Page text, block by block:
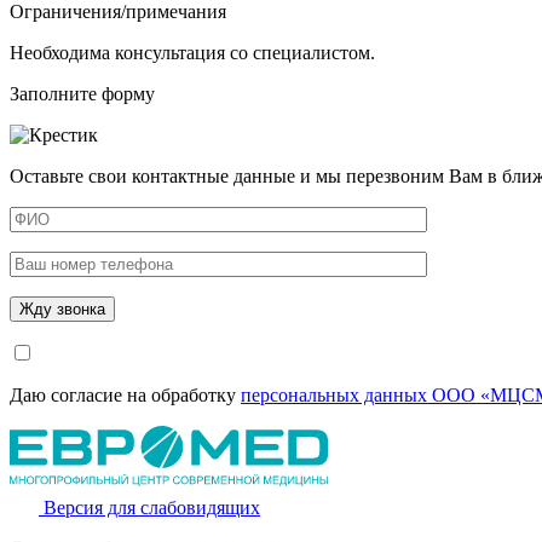
Ограничения/примечания
Необходима консультация со специалистом.
Заполните форму
Оставьте свои контактные данные и мы перезвоним Вам в
Даю согласие на обработку персональных данных ООО
Версия для слабовидящих